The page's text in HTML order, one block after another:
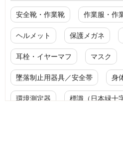
安全靴・作業靴 作業服・作
ヘルメット 保護メガネ
耳栓・イヤーマフ マスク
墜落制止用器具／安全帯 身
環境測定器 標識（日本緑十